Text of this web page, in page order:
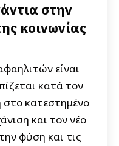
στην
κοινωνίας
είναι
κατά τον
κατεστημένο
και τον νέο
φύση και τις